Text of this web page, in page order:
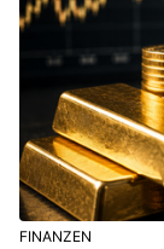
FINANZEN